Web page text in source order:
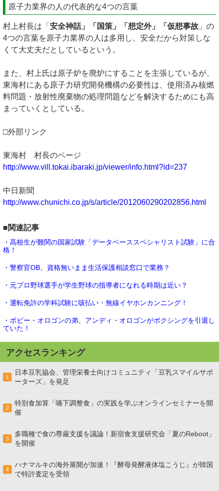
原子力業界の人の代表的な4つの言葉
村上村長は「 安全神話」「国策」「想定外」「仮想事故 」の
4つの言葉を原子力業界の人は多用し、安全だから対策しな
くて大丈夫だとしているという。
また、村上氏は原子炉を廃炉にすることを主張しているが、
東海村にある原子力研究開発機構の必要性は、使用済み核燃
料問題・放射性廃棄物の処理問題などを解決するためにも高
まっていくとしている。
□外部リンク
東海村 村長のページ
http://www.vill.tokai.ibaraki.jp/viewer/info.html?id=237
中日新聞
http://www.chunichi.co.jp/s/article/2012060290202856.html
■関連記事
・高校生が難関の国家試験「データベーススペシャリスト試験」に合
格！
・警察官OB、資格無いまま生活保護相談窓口で業務？
・元プロ野球選手が学生野球の指導者になれる時期は近い？
・運転免許の学科試験に咳払い・無線イヤホンカンニング！
・ボビー・オロゴンの弟、アンディ・オロゴンがボクシングを引退し
ていた！
アクセスランキング
1
日本豆乳協会、管理栄養士向けコミュニティ「豆乳スマイルサポ
ーターズ」を発足
2
特別食加算「嚥下調整食」の実践を学ぶオンラインセミナーを開
催
3
多職種で食の尊厳支援を議論！新宿食支援研究会「夏のReboot」
を開催
4
ハナマルキの海外展開が加速！『酵母発酵液体塩こうじ』が韓国
で特許査定を受領